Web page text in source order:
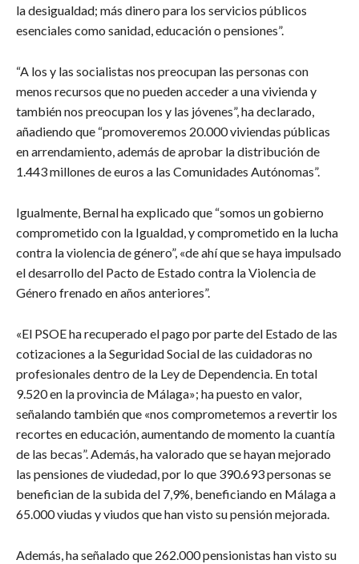
la desigualdad; más dinero para los servicios públicos
esenciales como sanidad, educación o pensiones”.
“A los y las socialistas nos preocupan las personas con
menos recursos que no pueden acceder a una vivienda y
también nos preocupan los y las jóvenes”, ha declarado,
añadiendo que “promoveremos 20.000 viviendas públicas
en arrendamiento, además de aprobar la distribución de
1.443 millones de euros a las Comunidades Autónomas”.
Igualmente, Bernal ha explicado que “somos un gobierno
comprometido con la Igualdad, y comprometido en la lucha
contra la violencia de género”, «de ahí que se haya impulsado
el desarrollo del Pacto de Estado contra la Violencia de
Género frenado en años anteriores”.
«El PSOE ha recuperado el pago por parte del Estado de las
cotizaciones a la Seguridad Social de las cuidadoras no
profesionales dentro de la Ley de Dependencia. En total
9.520 en la provincia de Málaga»; ha puesto en valor,
señalando también que «nos comprometemos a revertir los
recortes en educación, aumentando de momento la cuantía
de las becas”. Además, ha valorado que se hayan mejorado
las pensiones de viudedad, por lo que 390.693 personas se
benefician de la subida del 7,9%, beneficiando en Málaga a
65.000 viudas y viudos que han visto su pensión mejorada.
Además, ha señalado que 262.000 pensionistas han visto su